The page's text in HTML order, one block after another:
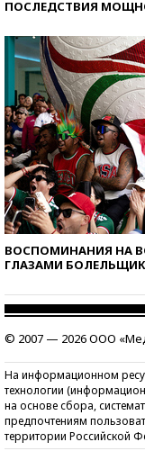
ПОСЛЕДСТВИЯ
ВОСПОМИНАНИЯ НА
ГЛАЗАМИ
© 2007 — 2026 ООО
На информационном
технологии
на основе сбора,
предпочтениям
территории Российской